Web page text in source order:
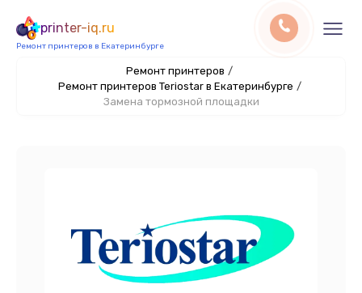
printer-iq.ru
Ремонт принтеров в Екатеринбурге
Ремонт принтеров /
Ремонт принтеров Teriostar в Екатеринбурге /
Замена тормозной площадки